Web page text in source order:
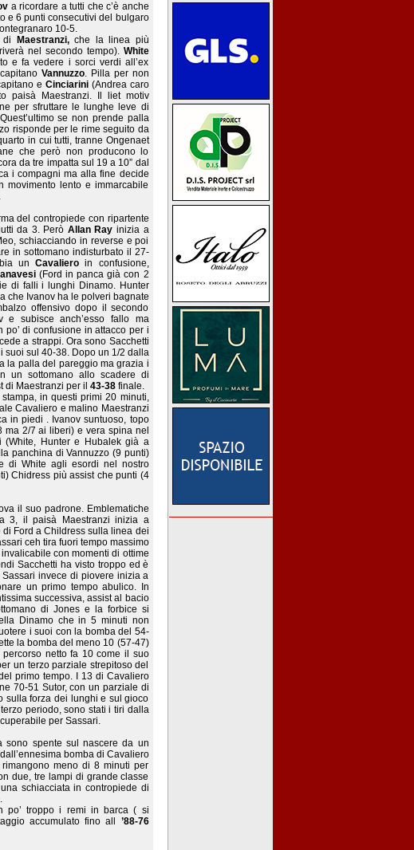
a ricordare a tutti che c’è anche
e 6 punti consecutivi del bulgaro
10-5.
di
Maestranzi,che la linea più
nel secondo tempo). White
e fa vedere i sorci verdi all’ex
Vannuzzo. Pilla per non
e Cinciarini (Andrea caro
paisà Maestranzi. Il liet motiv
per sfruttare le lunghe leve di
se non prende palla
risponde per le rime seguito da
in cui tutti, tranne Ongenaet
che però non producono lo
da tre impatta sul 19 a 10” dal
i compagni ma alla fine decide
movimento lento e immarcabile
del contropiede con ripartente
da 3. Però Allan Ray inizia a
schiacciando in reverse e poi
in sottomano indisturbato il 27-
unCavaliero in confusione,
(Ford in panca già con 2
di falli i lunghi Dinamo. Hunter
che Ivanov ha le polveri bagnate
offensivo dopo il secondo
e subisce anch’esso fallo ma
di confusione in attacco per i
a strappi. Ora sono Sacchetti
suoi sul 40-38. Dopo un 1/2 dalla
la palla del pareggio ma grazia i
un sottomano allo scadere di
di Maestranzi per il 43-38finale.
in questi primi 20 minuti,
Cavaliero e malino Maestranzi
in piedi . Ivanov suntuoso, topo
2/7 ai liberi) e vera spina nel
Hunter e Hubalek già a
panchina di Vannuzzo (9 punti)
di White agli esordi nel nostro
Chidress più assist che punti (4
il suo padrone. Emblematiche
3, il paisà Maestranzi inizia a
Ford a Childress sulla linea dei
ceh tira fuori tempo massimo
con momenti di ottime
Sacchetti ha visto troppo ed è
invece di piovere inizia a
un primo tempo abulico. In
successiva, assist al bacio
di Jones e la forbice si
Dinamo che in 5 minuti non
i suoi con la bomba del 54-
la bomba del meno 10 (57-47)
netto fa 10 come il suo
un terzo parziale strepitoso del
primo tempo. I 13 di Cavaliero
70-51 Sutor, con un parziale di
sulla forza dei lunghi e sul gioco
periodo, sono stati i tiri dalla
per Sassari.
sono spente sul nascere da un
bomba di Cavaliero
meno di 8 minuti per
due, tre lampi di grande classe
schiacciata in contropiede di
po’ troppo i remi in barca ( si
accumulato fino all ’88-76